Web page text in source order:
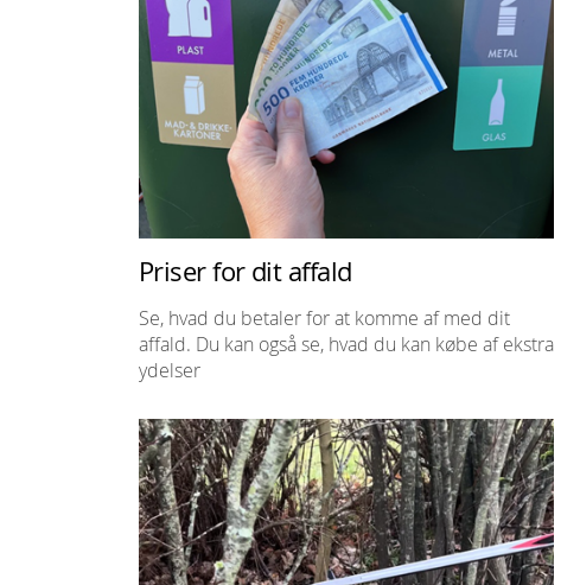
Priser for dit affald
Se, hvad du betaler for at komme af med dit
affald. Du kan også se, hvad du kan købe af ekstra
ydelser